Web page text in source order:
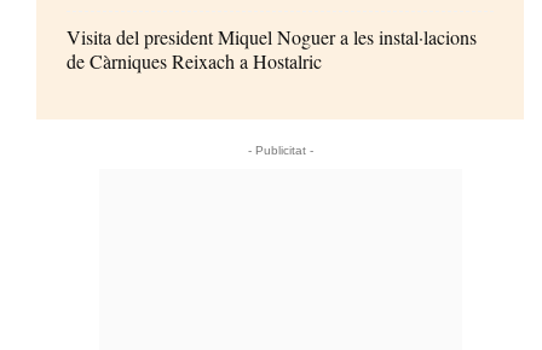
Visita del president Miquel Noguer a les instal·lacions
de Càrniques Reixach a Hostalric
- Publicitat -